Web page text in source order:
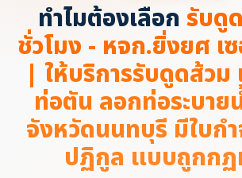
ทำไมต้องเลือกรับดู
ชั่วโมง - หจก.ยิ่งยศ เ
| ให้บริการรับดูดส้ว
ท่อตัน ลอกท่อระบาย
จังหวัดนนทบุรี มีใบก
ปฏิกูล แบบถูกกฏ